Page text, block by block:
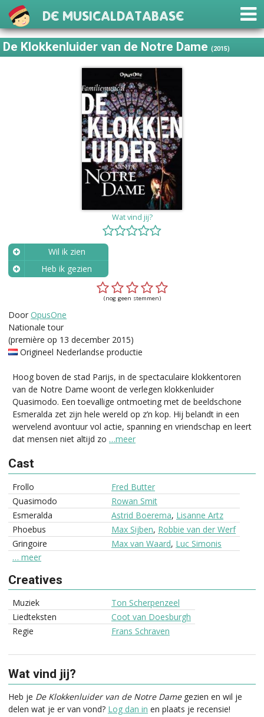
De Musicaldatabase
De Klokkenluider van de Notre Dame(2015)
Wat vind jij?
Wil ik zien
Heb ik gezien
(nog geen stemmen)
Door OpusOne
Nationale tour
(première op 13 december 2015)
Origineel Nederlandse productie
Hoog boven de stad Parijs, in de spectaculaire klokkentoren
van de Notre Dame woont de verlegen klokkenluider
Quasimodo. Een toevallige ontmoeting met de beeldschone
Esmeralda zet zijn hele wereld op z’n kop. Hij belandt in een
wervelend avontuur vol actie, spanning en vriendschap en leert
dat mensen niet altijd zo …meer
Cast
Frollo
Fred Butter
Quasimodo
Rowan Smit
Esmeralda
Astrid Boerema, Lisanne Artz
Phoebus
Max Sijben, Robbie van der Werf
Gringoire
Max van Waard, Luc Simonis
… meer
Creatives
Muziek
Ton Scherpenzeel
Liedteksten
Coot van Doesburgh
Regie
Frans Schraven
Wat vind jij?
Heb je De Klokkenluider van de Notre Damegezien en wil je
delen wat je er van vond? Log dan in en plaats je recensie!